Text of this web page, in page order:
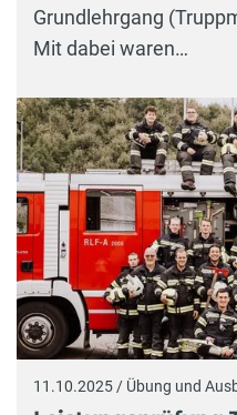
Grundlehrgang
Mit dabei waren…
11.10.2025 / Übung und